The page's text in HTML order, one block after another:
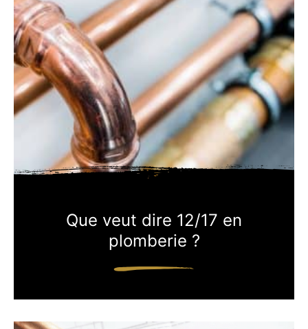
Que veut dire 12/17 en
plomberie ?